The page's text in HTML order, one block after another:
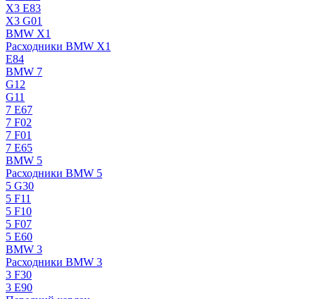
X3 E83
X3 G01
BMW X1
Расходники BMW X1
E84
BMW 7
G12
G11
7 Е67
7 F02
7 F01
7 E65
BMW 5
Расходники BMW 5
5 G30
5 F11
5 F10
5 F07
5 E60
BMW 3
Расходники BMW 3
3 F30
3 E90